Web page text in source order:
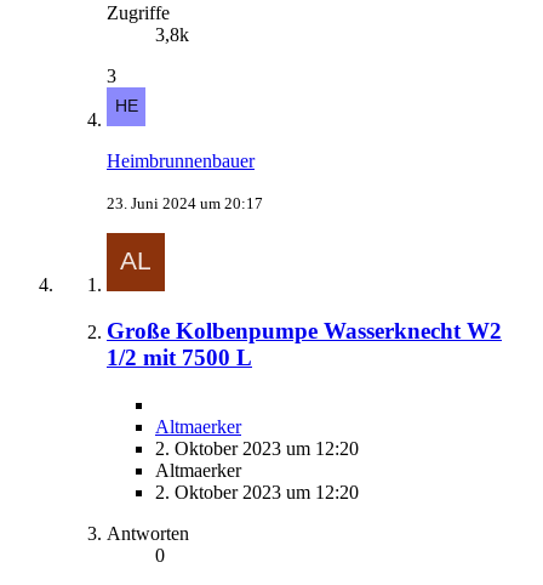
Zugriffe
3,8k
3
Heimbrunnenbauer
23. Juni 2024 um 20:17
Große Kolbenpumpe Wasserknecht W2
1/2 mit 7500 L
Altmaerker
2. Oktober 2023 um 12:20
Altmaerker
2. Oktober 2023 um 12:20
Antworten
0